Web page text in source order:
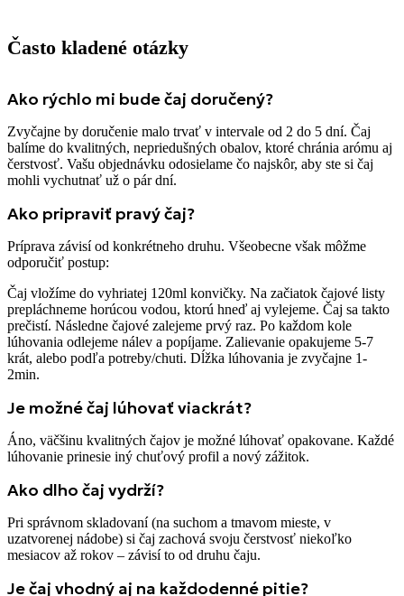
Často kladené otázky
Ako rýchlo mi bude čaj doručený?
Zvyčajne by doručenie malo trvať v intervale od 2 do 5 dní. Čaj
balíme do kvalitných, nepriedušných obalov, ktoré chránia arómu aj
čerstvosť. Vašu objednávku odosielame čo najskôr, aby ste si čaj
mohli vychutnať už o pár dní.
Ako pripraviť pravý čaj?
Príprava závisí od konkrétneho druhu. Všeobecne však môžme
odporučiť postup:
Čaj vložíme do vyhriatej 120ml konvičky. Na začiatok čajové listy
prepláchneme horúcou vodou, ktorú hneď aj vylejeme. Čaj sa takto
prečistí. Následne čajové zalejeme prvý raz. Po každom kole
lúhovania odlejeme nálev a popíjame. Zalievanie opakujeme 5-7
krát, alebo podľa potreby/chuti. Dĺžka lúhovania je zvyčajne 1-
2min.
Je možné čaj lúhovať viackrát?
Áno, väčšinu kvalitných čajov je možné lúhovať opakovane. Každé
lúhovanie prinesie iný chuťový profil a nový zážitok.
Ako dlho čaj vydrží?
Pri správnom skladovaní (na suchom a tmavom mieste, v
uzatvorenej nádobe) si čaj zachová svoju čerstvosť niekoľko
mesiacov až rokov – závisí to od druhu čaju.
Je čaj vhodný aj na každodenné pitie?